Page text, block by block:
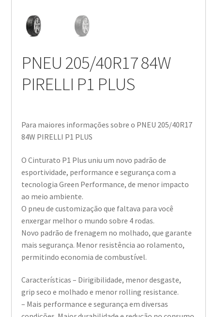
PNEU 205/40R17 84W
PIRELLI P1 PLUS
Para maiores informações sobre o PNEU 205/40R17
84W PIRELLI P1 PLUS
O Cinturato P1 Plus uniu um novo padrão de
esportividade, performance e segurança com a
tecnologia Green Performance, de menor impacto
ao meio ambiente.
O pneu de customização que faltava para você
enxergar melhor o mundo sobre 4 rodas.
Novo padrão de frenagem no molhado, que garante
mais segurança. Menor resistência ao rolamento,
permitindo economia de combustível.
Características – Dirigibilidade, menor desgaste,
grip seco e molhado e menor rolling resistance.
– Mais performance e segurança em diversas